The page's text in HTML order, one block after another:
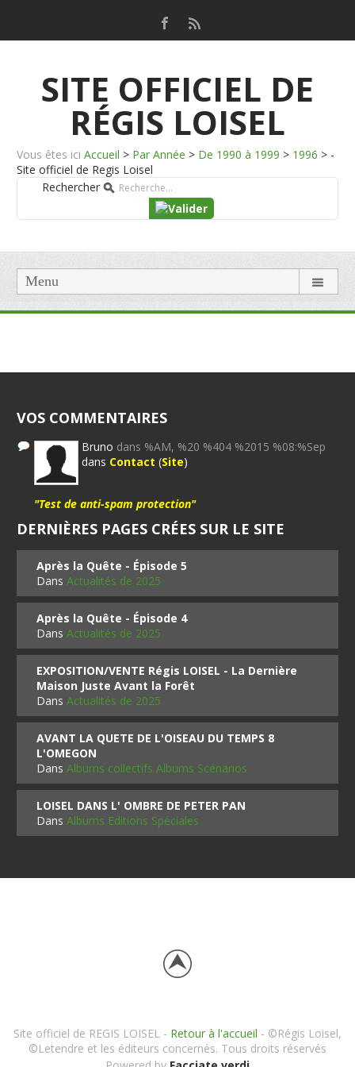
SITE OFFICIEL DE
RÉGIS LOISEL
Vous êtes ici Accueil > Par Année > De 1990 à 1999 > 1996 > -
Site officiel de Regis Loisel
Rechercher
Menu
VOS COMMENTAIRES
Bruno dans %AM, %20 %404 %2015 %08:%Sep
dans Contact (Site)
"Test de anti-spam protection"
DERNIÈRES PAGES CRÉES SUR LE SITE
Après la Quête - Épisode 5
DansActualités de 2025
Après la Quête - Épisode 4
DansActualités de 2025
EXPOSITION/VENTE Régis LOISEL - La Dernière
Maison Juste Avant la Forêt
DansActualités de 2025
AVANT LA QUETE DE L'OISEAU DU TEMPS 8
L'OMEGON
DansAlbums collectifs Albums Scénarios
LOISEL DANS L' OMBRE DE PETER PAN
DansAlbums Editions Spéciales
Site officiel de REGIS LOISEL - Retour à l'accueil - ©Régis Loisel,
©Letendre et les éditeurs concernés. Tous droits réservés